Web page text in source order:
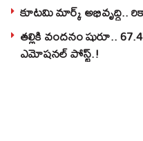
కూటమి మార్క్
తల్లికి వందనం షురూ..
ఎమోషనల్ పోస్ట్‌.!